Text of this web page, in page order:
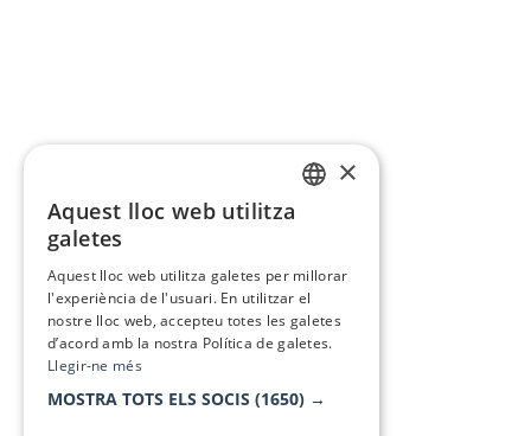
×
Aquest lloc web utilitza
galetes
Aquest lloc web utilitza galetes per millorar
l'experiència de l'usuari. En utilitzar el
nostre lloc web, accepteu totes les galetes
d’acord amb la nostra Política de galetes.
Llegir-ne més
MOSTRA TOTS ELS SOCIS (1650) →